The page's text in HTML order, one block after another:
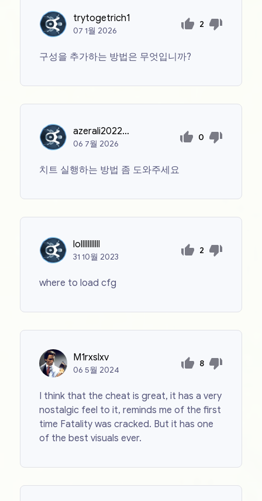
trytogetrich1
071월 2026
2
구성을 추가하는 방법은 무엇입니까?
azerali20222011
06 7월 2026
0
치트 실행하는 방법 좀 도와주세요
lolllllllllll
3110월 2023
2
where to load cfg
M1rxslxv
065월 2024
8
I think that the cheat is great, it has a very
nostalgic feel to it, reminds me of the first
time Fatality was cracked. But it has one
of the best visuals ever.